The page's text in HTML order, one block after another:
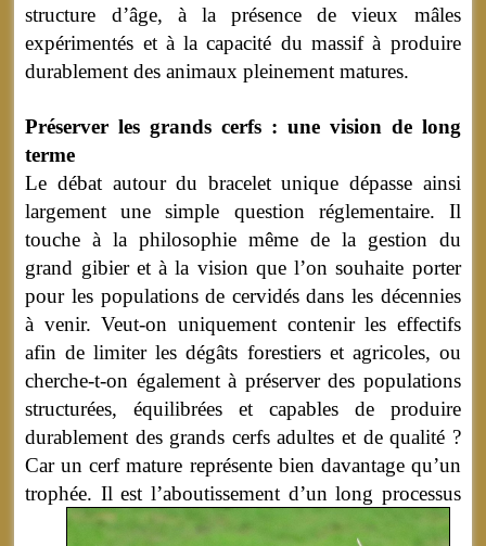
structure d’âge, à la présence de vieux mâles
expérimentés et à la capacité du massif à produire
durablement des animaux pleinement matures.
Préserver les grands cerfs : une vision de long
terme
Le débat autour du bracelet unique dépasse ainsi
largement une simple question réglementaire. Il
touche à la philosophie même de la gestion du
grand gibier et à la vision que l’on souhaite porter
pour les populations de cervidés dans les décennies
à venir. Veut-on uniquement contenir les effectifs
afin de limiter les dégâts forestiers et agricoles, ou
cherche-t-on également à préserver des populations
structurées, équilibrées et capables de produire
durablement des grands cerfs adultes et de qualité ?
Car un cerf mature représente bien davantage qu’un
trophée. Il est l’aboutissement d’un long processus